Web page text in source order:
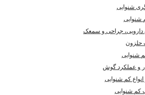
شنوایی
شنوایی
دارویی، جراحی و سمعک
حلزون
شنوایی
و عملکرد گوش
کم شنوایی
کم شنوایی